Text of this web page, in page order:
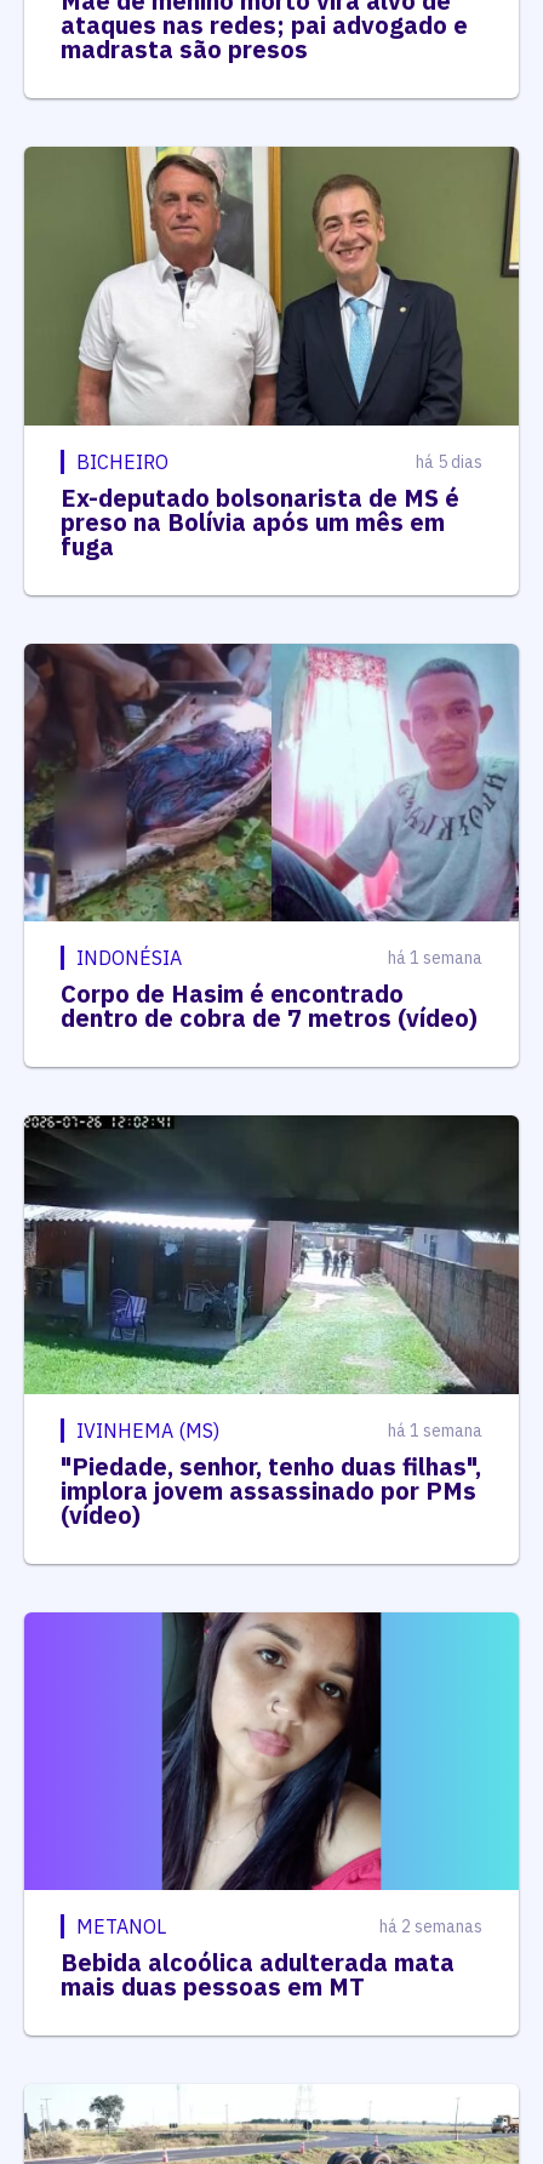
ataques nas redes; pai advogado e
madrasta são presos
BICHEIRO há 5 dias
Ex-deputado bolsonarista de MS é
preso na Bolívia após um mês em
fuga
INDONÉSIA há 1 semana
Corpo de Hasim é encontrado
dentro de cobra de 7 metros (vídeo)
IVINHEMA (MS) há 1 semana
"Piedade, senhor, tenho duas filhas",
implora jovem assassinado por PMs
(vídeo)
METANOL há 2 semanas
Bebida alcoólica adulterada mata
mais duas pessoas em MT